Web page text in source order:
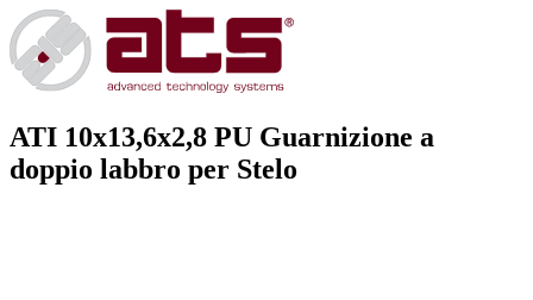
ATI 10x13,6x2,8 PU Guarnizione a
doppio labbro per Stelo